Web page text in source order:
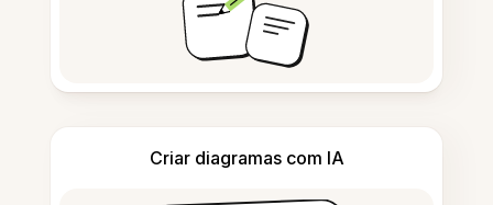
Criar diagramas com IA